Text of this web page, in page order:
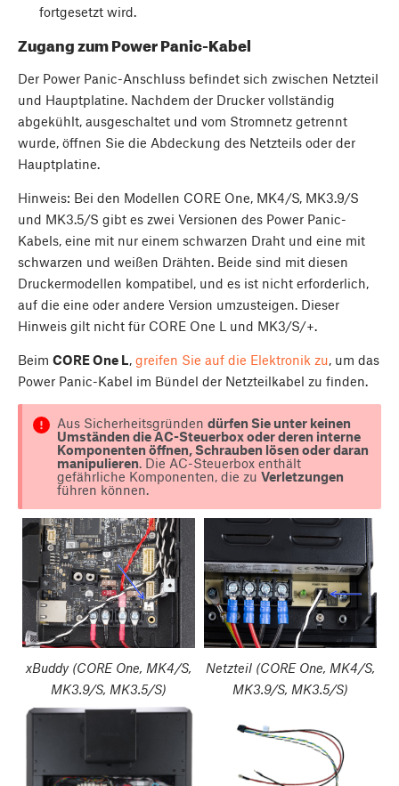
fortgesetzt wird.
Zugang zum Power Panic-Kabel
Der Power Panic-Anschluss befindet sich zwischen Netzteil
und Hauptplatine. Nachdem der Drucker vollständig
abgekühlt, ausgeschaltet und vom Stromnetz getrennt
wurde, öffnen Sie die Abdeckung des Netzteils oder der
Hauptplatine.
Hinweis: Bei den Modellen CORE One, MK4/S, MK3.9/S
und MK3.5/S gibt es zwei Versionen des Power Panic-
Kabels, eine mit nur einem schwarzen Draht und eine mit
schwarzen und weißen Drähten. Beide sind mit diesen
Druckermodellen kompatibel, und es ist nicht erforderlich,
auf die eine oder andere Version umzusteigen. Dieser
Hinweis gilt nicht für CORE One L und MK3/S/+.
Beim CORE One L, greifen Sie auf die Elektronik zu, um das
Power Panic-Kabel im Bündel der Netzteilkabel zu finden.
Aus Sicherheitsgründen dürfen Sie unter keinen
Umständen die AC-Steuerbox oder deren interne
Komponenten öffnen, Schrauben lösen oder daran
manipulieren. Die AC-Steuerbox enthält
gefährliche Komponenten, die zu Verletzungen
führen können.
xBuddy (CORE One, MK4/S,
MK3.9/S, MK3.5/S)
Netzteil (CORE One, MK4/S,
MK3.9/S, MK3.5/S)